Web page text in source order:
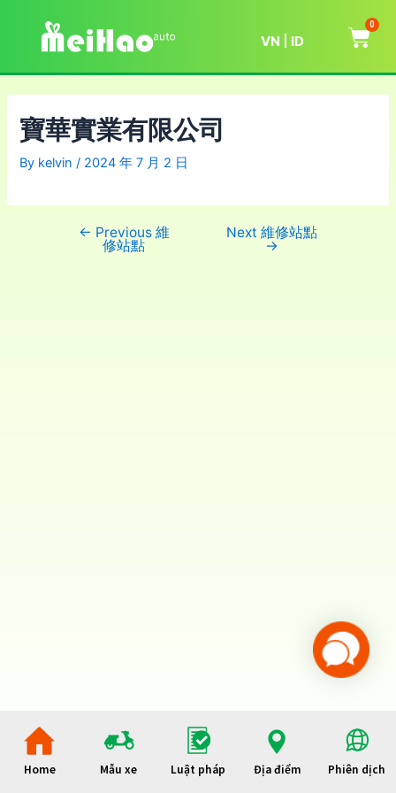
VN ID
0
寶華實業有限公司
By kelvin/ 2024 年 7 月 2 日
← Previous 維
修站點
Next 維修站點
→
Home Mẫu xe Luật pháp Địa điểm Phiên dịch